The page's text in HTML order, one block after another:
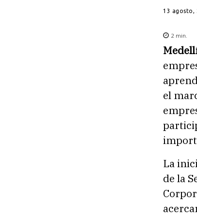
13 agosto,
2 min.
el
La
de la